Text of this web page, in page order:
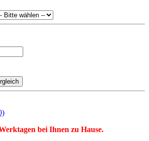
bei Ihnen zu Hause.